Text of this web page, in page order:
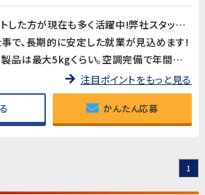
未経験からスタートした方が現在も多く活躍中!弊社スタッフがイチからサポートしていきます!
で、長期的に安定した就業が見込めます!
重量物なし♪扱う製品は最大5kgくらい。空調完備で年間通して快適な作業環境です。
注目ポイントをもっと見る
かんたん応募
1